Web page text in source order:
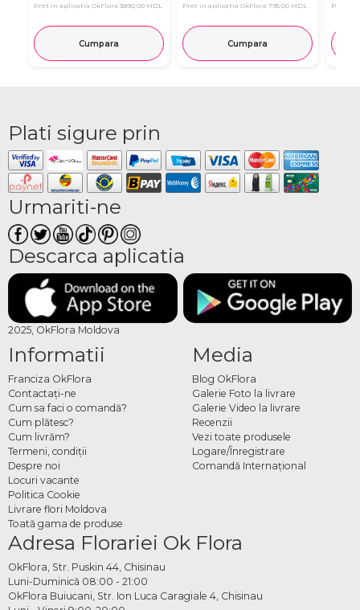
Pret in aplicatia OkFlora 3890,00 MDL
Cumpara
Pret in aplicatia OkFlora 795,00 MDL
Cumpara
Pret in
Plati sigure prin
Urmariti-ne
Descarca aplicatia
2025, OkFlora Moldova
Informatii
Franciza OkFlora
Contactaţi-ne
Cum sa faci o comandă?
Cum plătesc?
Cum livrăm?
Termeni, condiţii
Despre noi
Locuri vacante
Politica Cookie
Livrare flori Moldova
Toată gama de produse
Media
Blog OkFlora
Galerie Foto la livrare
Galerie Video la livrare
Recenzii
Vezi toate produsele
Logare/Înregistrare
Comandă Internațional
Adresa Florariei Ok Flora
OkFlora, Str. Puskin 44, Chisinau
Luni-Duminică 08:00 - 21:00
OkFlora Buiucani, Str. Ion Luca Caragiale 4, Chisinau